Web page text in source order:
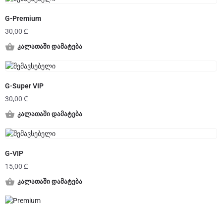
G-Premium
30,00 ₾
კალათაში დამატება
G-Super VIP
30,00 ₾
კალათაში დამატება
G-VIP
15,00 ₾
კალათაში დამატება